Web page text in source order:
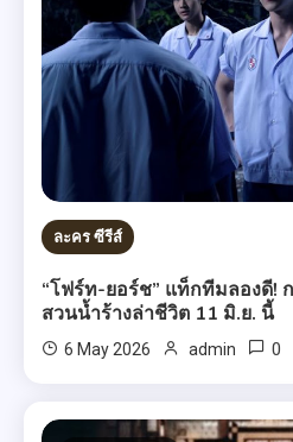
ละคร ซีรีส์
“โฟร์ท-ยอร์ช” แท็กทีมลองดี!
สวนน้ำร้างล่าชีวิต 11 มิ.ย. นี้
6 May 2026 admin 0